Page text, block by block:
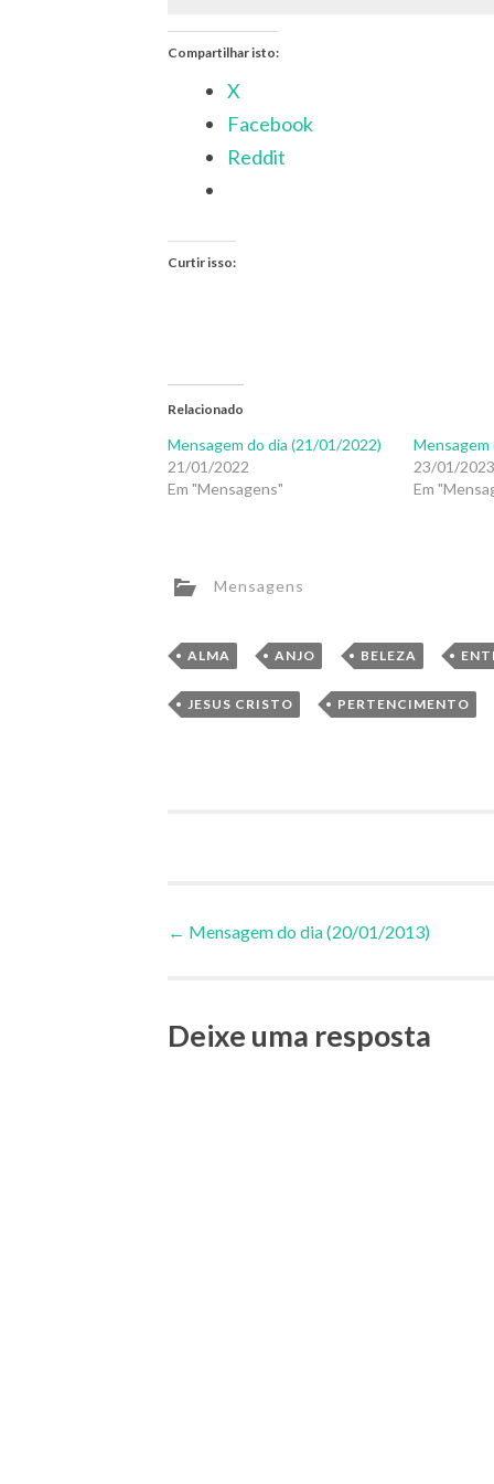
Compartilhar isto:
X
Facebook
Reddit
Curtir isso:
Relacionado
Mensagem do dia (21/01/2022)
21/01/2022
Em "Mensagens"
Mensagem
23/01/2023
Em
Mensagens
ALMA , ANJO , BELEZA ,
JESUS CRISTO , PERTENCIMENTO
Navegação
Posts
← Mensagem do dia (20/01/2013)
Deixe uma resposta